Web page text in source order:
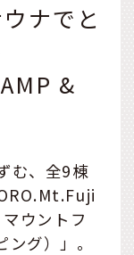
ナでと
&
む、全9棟
ウントフ
グ）」。